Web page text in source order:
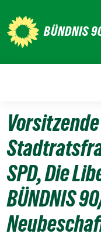
zum
Inhalt
BÜNDNIS
SPD, Die
BÜNDNIS